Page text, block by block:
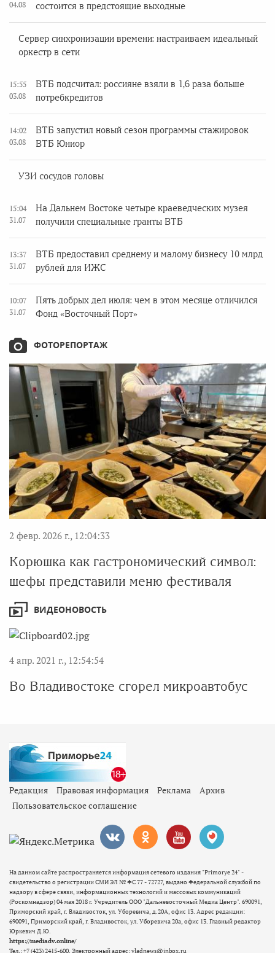
04.08
состоится в предстоящие выходные
Сервер синхронизации времени: настраиваем идеальный
оркестр в сети
15:55
03.08
ВТБ подсчитал: россияне взяли в 1,6 раза больше
потребкредитов
14:02
03.08
ВТБ запустил новый сезон программы стажировок
ВТБ Юниор
УЗИ сосудов головы
15:04
31.07
На Дальнем Востоке четыре краеведческих музея
получили специальные гранты ВТБ
13:37
31.07
ВТБ предоставил среднему и малому бизнесу 10 млрд
рублей для ИЖС
10:07
31.07
Пять добрых дел июля: чем в этом месяце отличился
Фонд «Восточный Порт»
ФОТОРЕПОРТАЖ
2 февр. 2026 г., 12:04:33
Корюшка как гастрономический символ:
шефы представили меню фестиваля
ВИДЕОНОВОСТЬ
4 апр. 2021 г., 12:54:54
Во Владивостоке сгорел микроавтобус
Редакция Правовая информация Реклама
Архив
Пользовательское соглашение
На данном сайте распространяется информация сетевого издания "Primorye 24" -
свидетельство о регистрации СМИ ЭЛ № ФС 77 - 72727, выдано Федеральной службой по
надзору в сфере связи, информационных технологий и массовых коммуникаций
(Роскомнадзор) 04 мая 2018 г. Учредитель ООО "Дальневосточный Медиа Центр". 690091,
Приморский край, г. Владивосток, ул. Уборевича, д.20А, офис 13. Адрес редакции:
690091, Приморский край, г. Владивосток, ул. Уборевича 20а, офис 13. Главный редактор
Юркевич Д.Ю.
https://mediadv.online/
Тел.: +7 (423) 2415-600. Электронный адрес: vladnews@inbox.ru